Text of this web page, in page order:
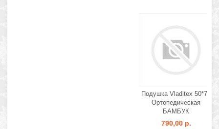
Подушка Vladitex 50*70
Ортопедическая
БАМБУК
790,00 р.